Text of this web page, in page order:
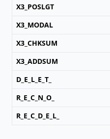
X3_POSLGT
X3_MODAL
X3_CHKSUM
X3_ADDSUM
D_E_L_E_T_
R_E_C_N_O_
R_E_C_D_E_L_